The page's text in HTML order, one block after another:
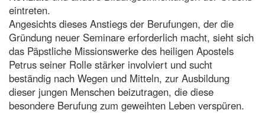
eintreten.
Angesichts dieses Anstiegs der Berufungen, der die
Gründung neuer Seminare erforderlich macht, sieht sich
das Päpstliche Missionswerke des heiligen Apostels
Petrus seiner Rolle stärker involviert und sucht
beständig nach Wegen und Mitteln, zur Ausbildung
dieser jungen Menschen beizutragen, die diese
besondere Berufung zum geweihten Leben verspüren.